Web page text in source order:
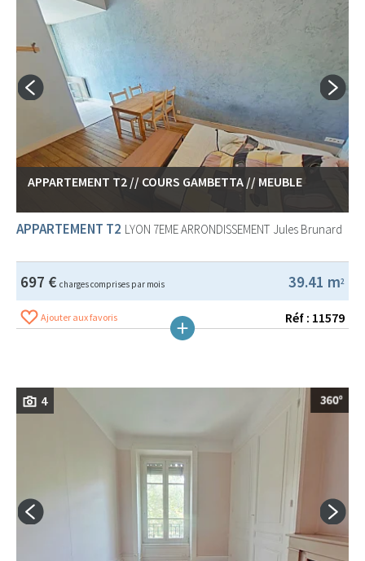
APPARTEMENT T2 // COURS GAMBETTA // MEUBLE
APPARTEMENT T2 LYON 7EME ARRONDISSEMENT Jules Brunard
39.41 m2
697 € charges comprises par mois
Ajouter aux favoris Réf : 11579
4